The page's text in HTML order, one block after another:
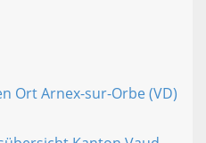
Ort Arnex-sur-Orbe (VD)